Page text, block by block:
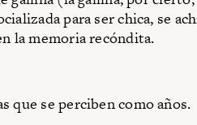
para ser chica, se
la memoria recóndita.
que se perciben como años.